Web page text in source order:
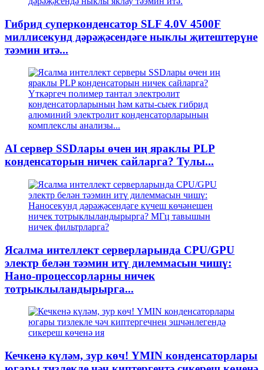
Гибрид суперконденсатор SLF 4.0V 4500F
миллисекунд дәрәҗәсендәге ныклы җитештерүне
тәэмин итә...
AI сервер SSDлары өчен иң яраклы PLP
конденсаторын ничек сайларга? Тулы...
Ясалма интеллект серверларында CPU/GPU
электр белән тәэмин итү дилеммасын чишү:
Нано-процессорларны ничек
тотрыклыландырырга...
Кечкенә күләм, зур көч! YMIN конденсаторлары